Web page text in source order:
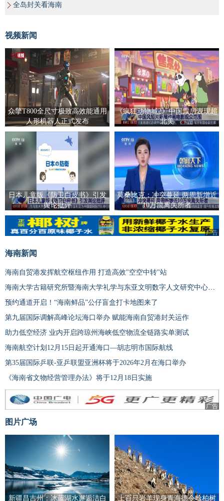
全岛封关看海南
视频新闻
众擎T800全尺寸极致高效能通用
人形机器人正式发布
《疯狂动物城2》中国票房表现超
北美
日本儿童版《防卫白皮书》引发
舆论批评
莫桑比克：冲突蔓延 两周新增近
10万流离失所者
广告
广告
海南新闻
海南自贸港发挥航空枢纽作用 打造高效"空空中转"站
预约通道开启！“海南鲜品”公仔盲盒打卡地图来了
第九届国际调解高峰论坛海口举办 赋能海南自贸港封关运作
助力低空经济 业内开启跨琼州海峡低空物流全链路实单测试
海南航空计划12月15日起开通海口—胡志明市国际航线
第35届国际乒联-亚乒联盟亚洲杯将于2026年2月在海口举办
《海南省文物经营管理办法》将于12月18日实施
广告
图片广场
新疆昌吉州：冰蓝湖水邂逅洁白 上百只岩羊现身青海德令哈柏树